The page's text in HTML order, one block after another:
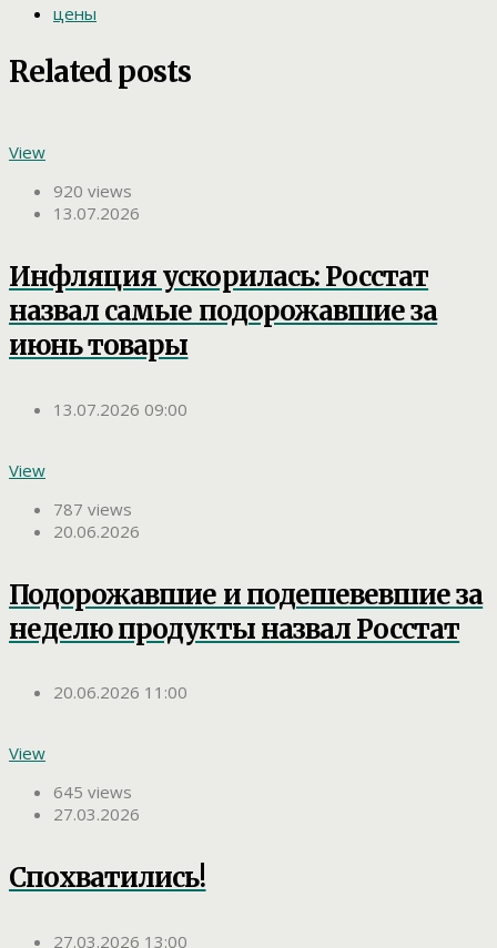
цены
Related posts
View
920 views
13.07.2026
Инфляция ускорилась: Росстат
назвал самые подорожавшие за
июнь товары
13.07.2026 09:00
View
787 views
20.06.2026
Подорожавшие и подешевевшие за
неделю продукты назвал Росстат
20.06.2026 11:00
View
645 views
27.03.2026
Спохватились!
27.03.2026 13:00